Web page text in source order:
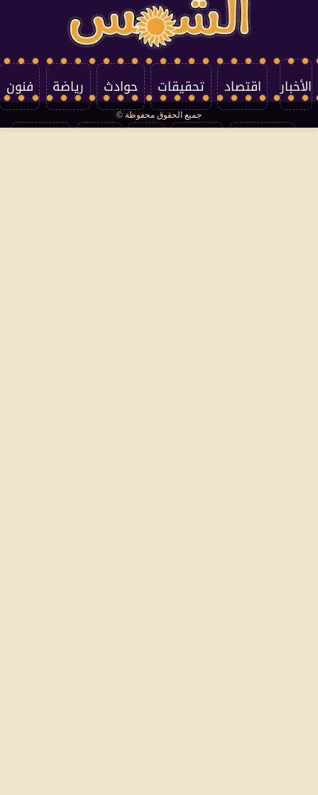
الأخبار اقتصاد تحقيقات حوادث رياضة فنون
جميع الحقوق محفوظة ©